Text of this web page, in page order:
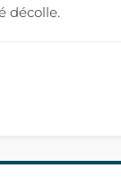
décolle.